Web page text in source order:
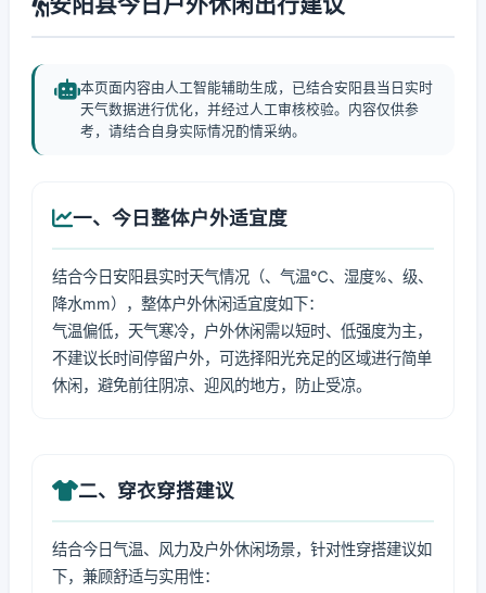
本页面内容由人工智能辅助生成，已结合安阳县当日实时
天气数据进行优化，并经过人工审核校验。内容仅供参
考，请结合自身实际情况酌情采纳。
一、今日整体户外适宜度
结合今日安阳县实时天气情况（、气温℃、湿度%、级、
降水mm），整体户外休闲适宜度如下：
气温偏低，天气寒冷，户外休闲需以短时、低强度为主，
不建议长时间停留户外，可选择阳光充足的区域进行简单
休闲，避免前往阴凉、迎风的地方，防止受凉。
二、穿衣穿搭建议
结合今日气温、风力及户外休闲场景，针对性穿搭建议如
下，兼顾舒适与实用性：